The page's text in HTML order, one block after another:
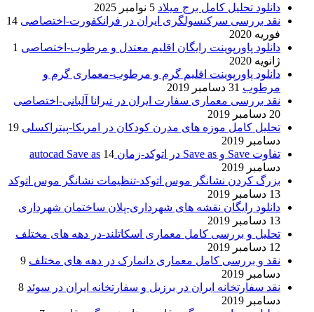
دانلود تحلیل کامل برج میلاد 5 نوامبر 2025
نقد بررسی سرکنسولگری ایران در فرانکفورت-اختصاصی 14
فوریه 2020
دانلود پاورپوینت رایگان اقلیم معتدل و مرطوب-اختصاصی 1
ژانویه 2020
دانلود پاورپوینت اقلیم گرم و مرطوب-معماری گرم و
مرطوب 31 دسامبر 2019
نقد بررسی معماری سفارت ایران در تیرانا آلبانی-اختصاصی
20 دسامبر 2019
تحلیل کامل موزه های مدرن کودکان در امریکا-پیتراکسلی 19
دسامبر 2019
تفاوت Save و Save as در اتوکد-زمان autocad Save as
14
دسامبر 2019
بزرگ کردن نشانگر موس اتوکد-تنظیمات نشانگر موس اتوکد
13 دسامبر 2019
دانلود رایگان نقشه های شهرداری-پلان ساختمان شهرداری
13 دسامبر 2019
تحلیل و بررسی کامل معماری اسکاتلند-در دهه های مختلف
12 دسامبر 2019
نقد و بررسی کامل معماری دانمارک در دهه های مختلف 9
دسامبر 2019
نقد سفارتخانه ایران در برزیل و سفارتخانه ایران در سوئد 8
دسامبر 2019